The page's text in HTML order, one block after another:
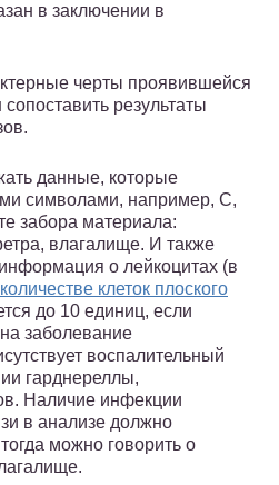
в заключении в
черты проявившейся
результаты
данные, которые
символами, например, C,
забора материала:
влагалище. И также
о лейкоцитах (в
количестве клеток плоского
до 10 единиц, если
заболевание
воспалительный
гарднереллы,
Наличие инфекции
в анализе должно
можно говорить о